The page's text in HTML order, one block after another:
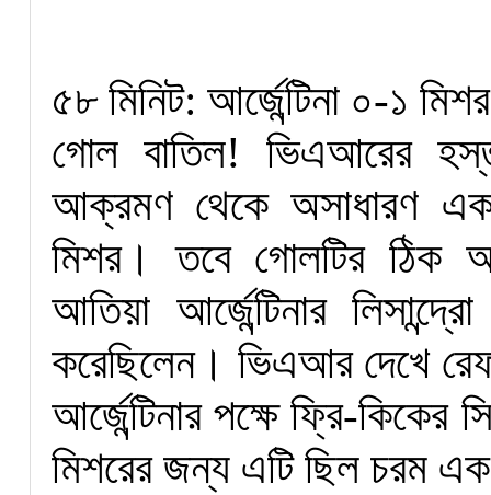
৫৮ মিনিট: আর্জেন্টিনা ০-১
গোল বাতিল! ভিএআরের
আক্রমণ থেকে অসাধারণ
মিশর। তবে গোলটির ঠিক
আতিয়া আর্জেন্টিনার
করেছিলেন। ভিএআর দেখে
আর্জেন্টিনার পক্ষে ফ্রি-
মিশরের জন্য এটি ছিল চরম